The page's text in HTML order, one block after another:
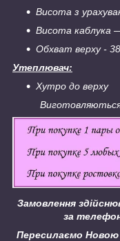
Висота з
Висота каблука
Обхват верху -
Утеплювач:
Хутро до верху
Замовлення
за
Пересилаємо